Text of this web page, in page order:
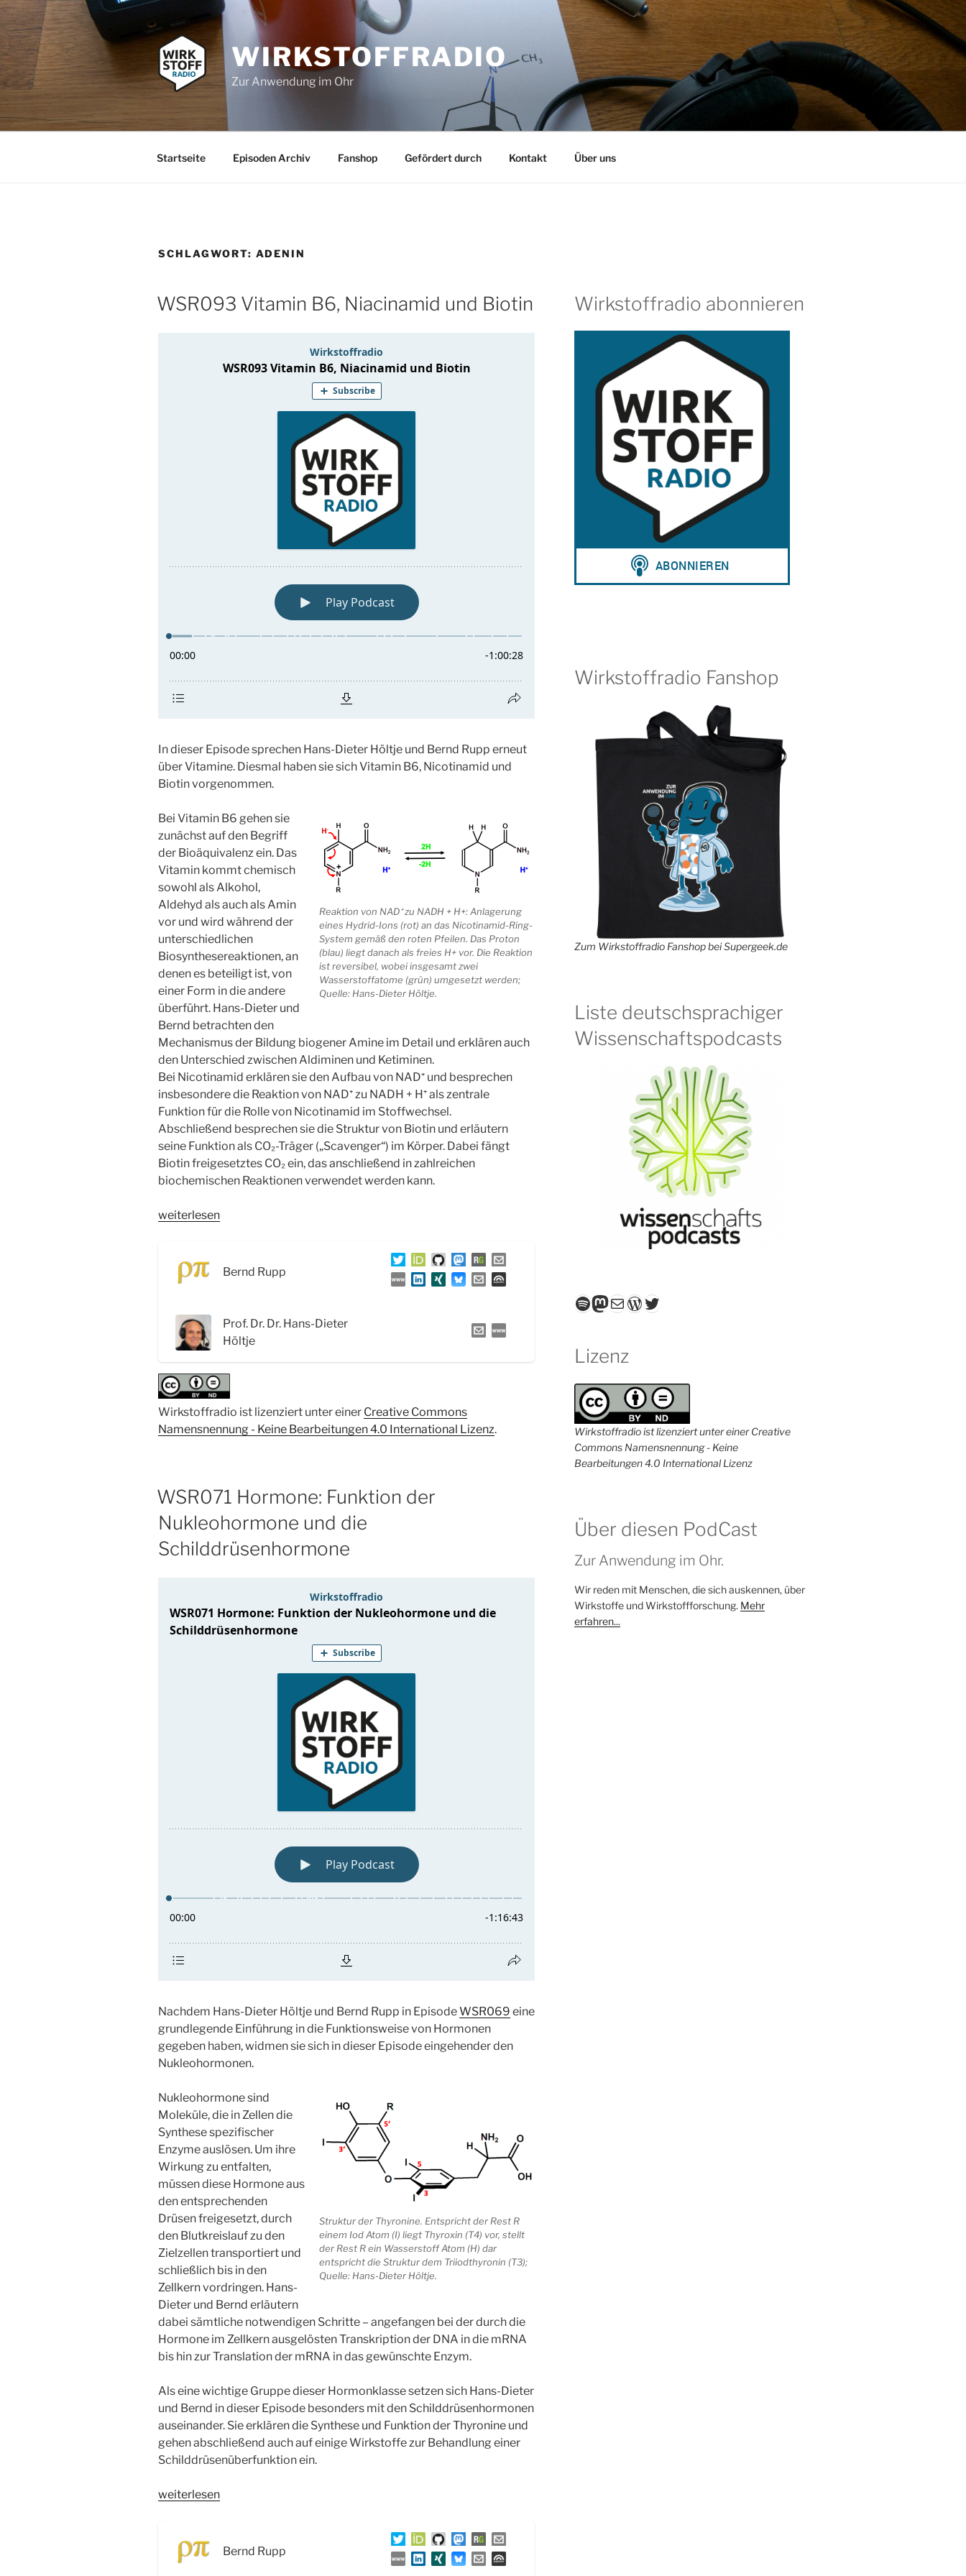
Zum
Inhalt
springen
WIRKSTOFFRADIO
Zur Anwendung im Ohr
Startseite Episoden Archiv Fanshop Gefördert durch Kontakt Über uns
SCHLAGWORT: ADENIN
WSR093 Vitamin B6, Niacinamid und Biotin
In dieser Episode sprechen Hans-Dieter Höltje und Bernd Rupp erneut
über Vitamine. Diesmal haben sie sich Vitamin B6, Nicotinamid und
Biotin vorgenommen.
Reaktion von NAD⁺ zu NADH + H+: Anlagerung
eines Hydrid-Ions (rot) an das Nicotinamid-Ring-
System gemäß den roten Pfeilen. Das Proton
(blau) liegt danach als freies H+ vor. Die Reaktion
ist reversibel, wobei insgesamt zwei
Wasserstoffatome (grün) umgesetzt werden;
Quelle: Hans-Dieter Höltje.
Bei Vitamin B6 gehen sie
zunächst auf den Begriff
der Bioäquivalenz ein. Das
Vitamin kommt chemisch
sowohl als Alkohol,
Aldehyd als auch als Amin
vor und wird während der
unterschiedlichen
Biosynthesereaktionen, an
denen es beteiligt ist, von
einer Form in die andere
überführt. Hans-Dieter und
Bernd betrachten den
Mechanismus der Bildung biogener Amine im Detail und erklären auch
den Unterschied zwischen Aldiminen und Ketiminen.
Bei Nicotinamid erklären sie den Aufbau von NAD⁺ und besprechen
insbesondere die Reaktion von NAD⁺ zu NADH + H⁺ als zentrale
Funktion für die Rolle von Nicotinamid im Stoffwechsel.
Abschließend besprechen sie die Struktur von Biotin und erläutern
seine Funktion als CO₂-Träger („Scavenger“) im Körper. Dabei fängt
Biotin freigesetztes CO₂ ein, das anschließend in zahlreichen
biochemischen Reaktionen verwendet werden kann.
„WSR093
Niacinamid
weiterlesen
Bernd Rupp
Prof. Dr. Dr. Hans-Dieter
Höltje
Wirkstoffradio ist lizenziert unter einer Creative Commons
Namensnennung - Keine Bearbeitungen 4.0 International Lizenz.
WSR071 Hormone: Funktion der
Nukleohormone und die
Schilddrüsenhormone
Nachdem Hans-Dieter Höltje und Bernd Rupp in EpisodeWSR069 eine
grundlegende Einführung in die Funktionsweise von Hormonen
gegeben haben, widmen sie sich in dieser Episode eingehender den
Nukleohormonen.
Struktur der Thyronine. Entspricht der Rest R
einem Iod Atom (I) liegt Thyroxin (T4) vor, stellt
der Rest R ein Wasserstoff Atom (H) dar
entspricht die Struktur dem Triiodthyronin (T3);
Quelle: Hans-Dieter Höltje.
Nukleohormone sind
Moleküle, die in Zellen die
Synthese spezifischer
Enzyme auslösen. Um ihre
Wirkung zu entfalten,
müssen diese Hormone aus
den entsprechenden
Drüsen freigesetzt, durch
den Blutkreislauf zu den
Zielzellen transportiert und
schließlich bis in den
Zellkern vordringen. Hans-
Dieter und Bernd erläutern
dabei sämtliche notwendigen Schritte – angefangen bei der durch die
Hormone im Zellkern ausgelösten Transkription der DNA in die mRNA
bis hin zur Translation der mRNA in das gewünschte Enzym.
Als eine wichtige Gruppe dieser Hormonklasse setzen sich Hans-Dieter
und Bernd in dieser Episode besonders mit den Schilddrüsenhormonen
auseinander. Sie erklären die Synthese und Funktion der Thyronine und
gehen abschließend auch auf einige Wirkstoffe zur Behandlung einer
Schilddrüsenüberfunktion ein.
„WSR071
Nukleohormone
weiterlesen
Bernd Rupp
Wirkstoffradio abonnieren
Wirkstoffradio Fanshop
Zum Wirkstoffradio Fanshop bei Supergeek.de
Liste deutschsprachiger
Wissenschaftspodcasts
Spotify
Mastodon
E-MailWordPress
Twitter
Lizenz
Wirkstoffradio ist lizenziert unter einer Creative
Commons Namensnennung - Keine
Bearbeitungen 4.0 International Lizenz
Über diesen PodCast
Zur Anwendung im Ohr.
Wir reden mit Menschen, die sich auskennen, über
Wirkstoffe und Wirkstoffforschung. Mehr
erfahren...